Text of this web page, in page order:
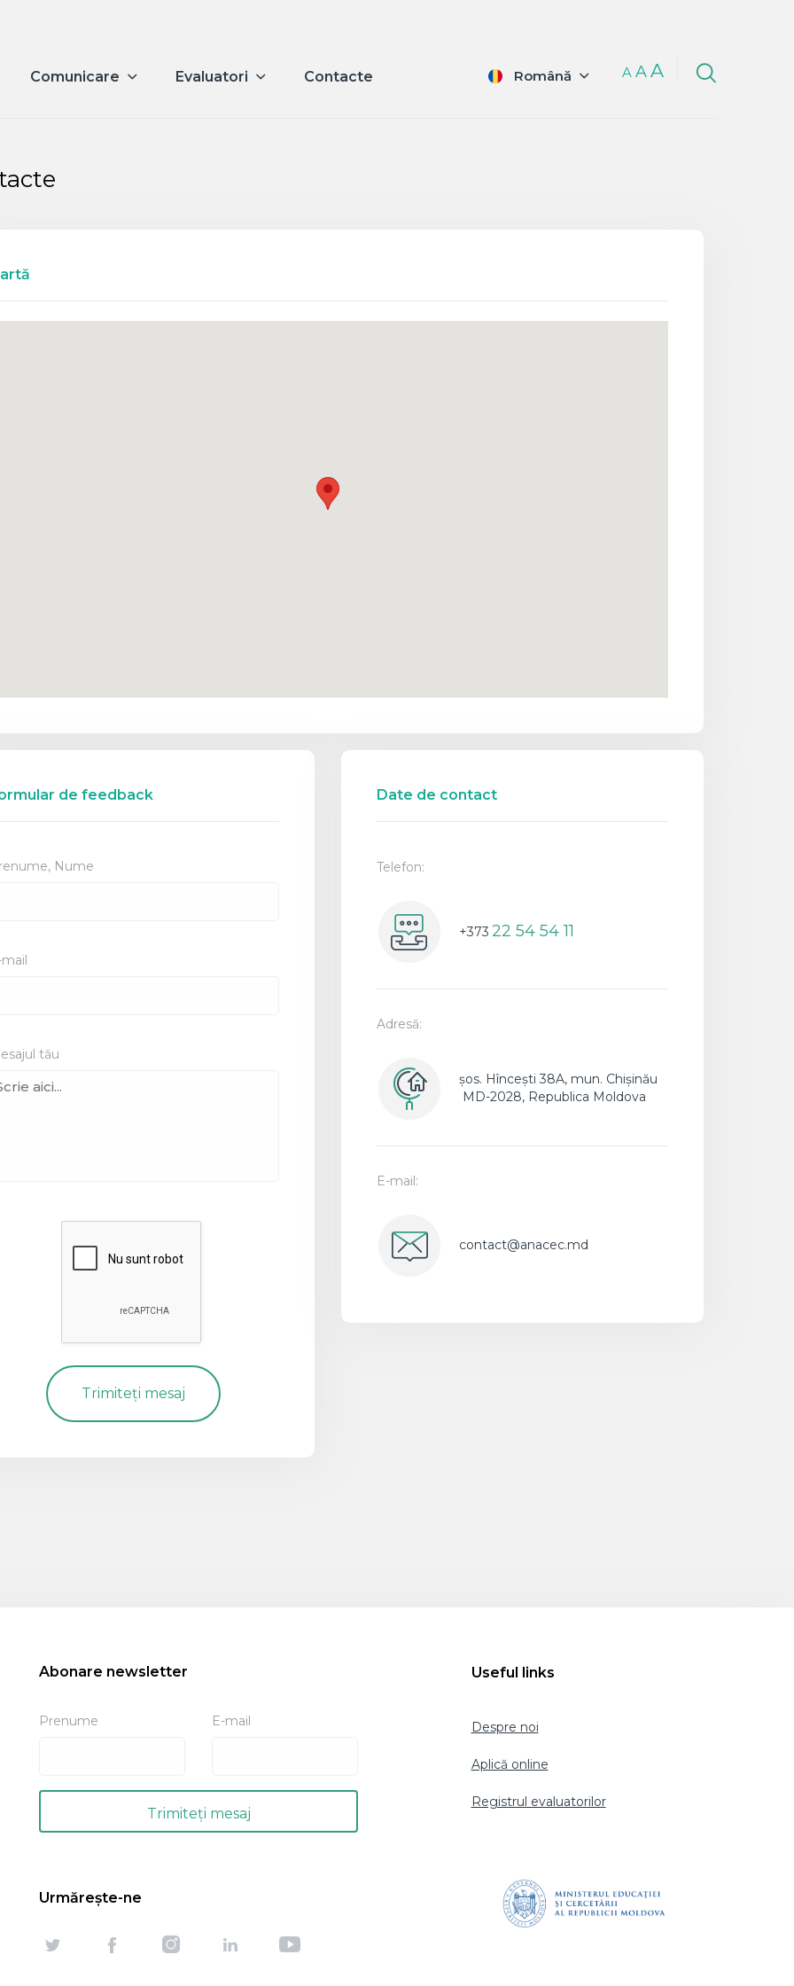
Comunicare Evaluatori Contacte A AA
Română
de feedback
Nume
mail
tău
Date de contact
Telefon:
+373 22 54 54 11
Adresă:
șos. Hîncești 38A, mun. Chişinău
MD-2028, Republica Moldova
E-mail:
contact@anacec.md
Abonare newsletter
Prenume E-mail
Urmărește-ne
Useful links
Despre noi
Aplică online
Registrul evaluatorilor